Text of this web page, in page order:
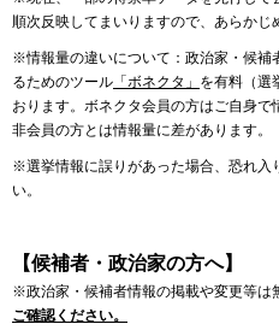
順次反映してまいりますので、あらかじ
※情報量の違いについて：政治家・候補
るためのツール 「ボネクタ」 を有料（選
おります。ボネクタ会員の方はご自身で
非会員の方とは情報量に差があります。
※選挙情報に誤りがあった場合、恐れ入
い。
【候補者・政治家の方へ】
※政治家・候補者情報の掲載や変更等は
ご確認ください。